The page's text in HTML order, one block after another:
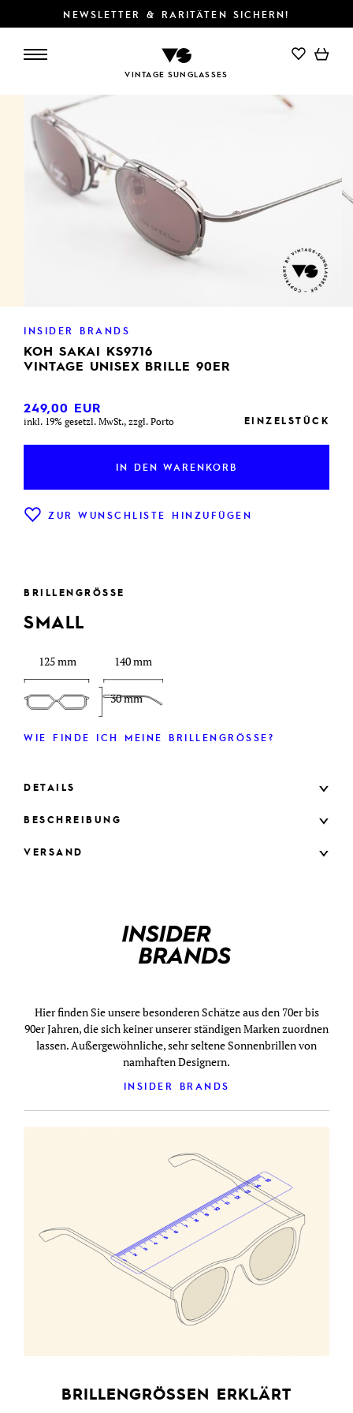
NEWSLETTER & RARITÄTEN SICHERN!
VINTAGE SUNGLASSES
IN DEN WARENKORB
INSIDER BRANDS
KOH SAKAI KS9716
VINTAGE UNISEX BRILLE 90ER
249,00 EUR
inkl. 19% gesetzl. MwSt., zzgl. Porto EINZELSTÜCK
IN DEN WARENKORB
ZUR WUNSCHLISTE HINZUFÜGEN
BRILLENGRÖSSE
SMALL
125 mm
30 mm
140 mm
WIE FINDE ICH MEINE BRILLENGRÖSSE?
DETAILS
BESCHREIBUNG
VERSAND
Hier finden Sie unsere besonderen Schätze aus den 70er bis
90er Jahren, die sich keiner unserer ständigen Marken zuordnen
lassen. Außergewöhnliche, sehr seltene Sonnenbrillen von
namhaften Designern.
INSIDER BRANDS
BRILLENGRÖSSEN ERKLÄRT